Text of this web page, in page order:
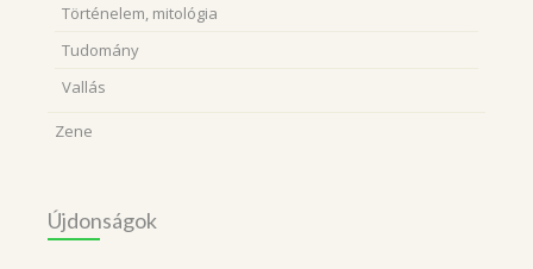
Történelem, mitológia
Tudomány
Vallás
Zene
Újdonságok